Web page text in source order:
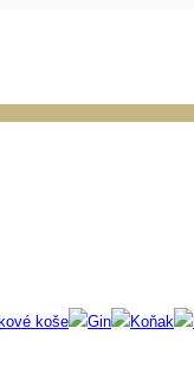
koše Gin Koňak